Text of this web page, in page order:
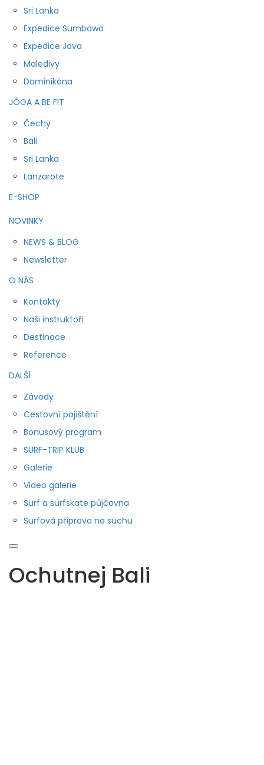
Sri Lanka
Expedice Sumbawa
Expedice Java
Maledivy
Dominikána
JÓGA A BE FIT
Čechy
Bali
Sri Lanka
Lanzarote
E-SHOP
NOVINKY
NEWS & BLOG
Newsletter
O NÁS
Kontakty
Naši instruktoři
Destinace
Reference
DALŠÍ
Závody
Cestovní pojištění
Bonusový program
SURF-TRIP KLUB
Galerie
Video galerie
Surf a surfskate půjčovna
Surfová příprava na suchu
Ochutnej Bali